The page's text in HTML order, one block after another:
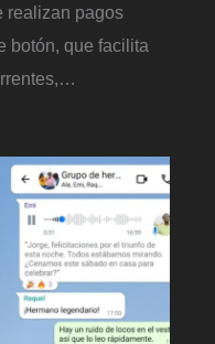
realizan pagos
botón, que facilita